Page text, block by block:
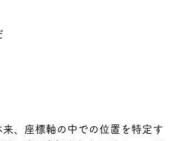
、座標軸の中での位置を特定す